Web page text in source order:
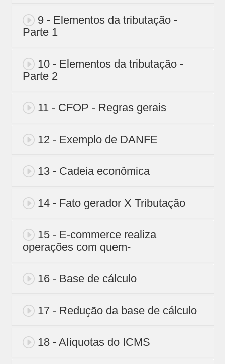
9 - Elementos da tributação -
Parte 1
10 - Elementos da tributação -
Parte 2
11 - CFOP - Regras gerais
12 - Exemplo de DANFE
13 - Cadeia econômica
14 - Fato gerador X Tributação
15 - E-commerce realiza
operações com quem-
16 - Base de cálculo
17 - Redução da base de cálculo
18 - Alíquotas do ICMS